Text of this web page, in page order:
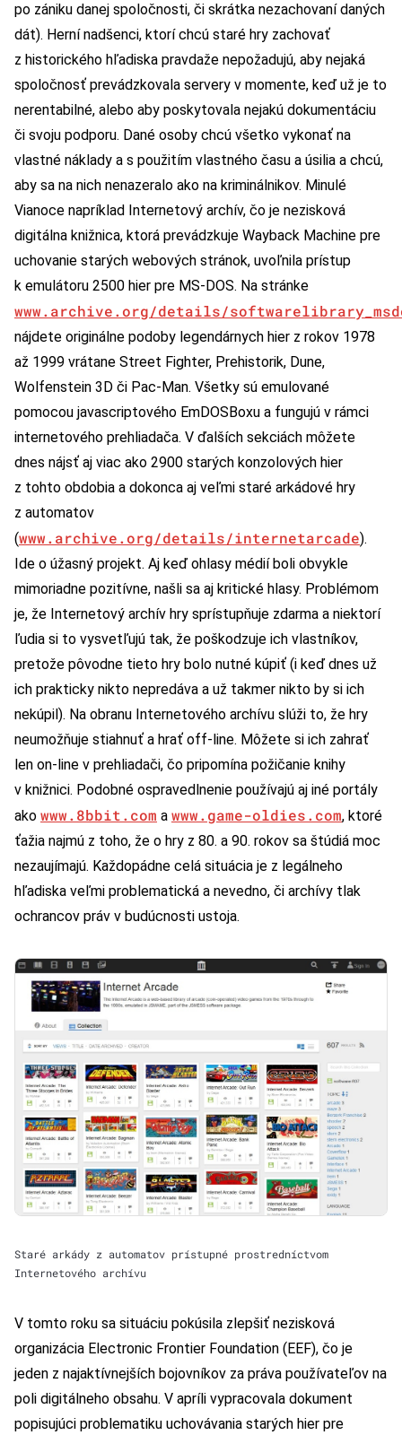
po zániku danej spoločnosti, či skrátka nezachovaní daných
dát). Herní nadšenci, ktorí chcú staré hry zachovať
z historického hľadiska pravdaže nepožadujú, aby nejaká
spoločnosť prevádzkovala servery v momente, keď už je to
nerentabilné, alebo aby poskytovala nejakú dokumentáciu
či svoju podporu. Dané osoby chcú všetko vykonať na
vlastné náklady a s použitím vlastného času a úsilia a chcú,
aby sa na nich nenazeralo ako na kriminálnikov. Minulé
Vianoce napríklad Internetový archív, čo je nezisková
digitálna knižnica, ktorá prevádzkuje Wayback Machine pre
uchovanie starých webových stránok, uvoľnila prístup
k emulátoru 2500 hier pre MS-DOS. Na stránke
www.archive.org/details/
nájdete originálne podoby legendárnych hier z rokov 1978
až 1999 vrátane Street Fighter, Prehistorik, Dune,
Wolfenstein 3D či Pac-Man. Všetky sú emulované
pomocou javascriptového EmDOSBoxu a fungujú v rámci
internetového prehliadača. V ďalších sekciách môžete
dnes nájsť aj viac ako 2900 starých konzolových hier
z tohto obdobia a dokonca aj veľmi staré arkádové hry
z automatov
(www.archive.org/details/internetarcade).
Ide o úžasný projekt. Aj keď ohlasy médií boli obvykle
mimoriadne pozitívne, našli sa aj kritické hlasy. Problémom
je, že Internetový archív hry sprístupňuje zdarma a niektorí
ľudia si to vysvetľujú tak, že poškodzuje ich vlastníkov,
pretože pôvodne tieto hry bolo nutné kúpiť (i keď dnes už
ich prakticky nikto nepredáva a už takmer nikto by si ich
nekúpil). Na obranu Internetového archívu slúži to, že hry
neumožňuje stiahnuť a hrať off-line. Môžete si ich zahrať
len on-line v prehliadači, čo pripomína požičanie knihy
v knižnici. Podobné ospravedlnenie používajú aj iné portály
ako www.8bbit.com a www.game-oldies.com, ktoré
ťažia najmú z toho, že o hry z 80. a 90. rokov sa štúdiá moc
nezaujímajú. Každopádne celá situácia je z legálneho
hľadiska veľmi problematická a nevedno, či archívy tlak
ochrancov práv v budúcnosti ustoja.
Staré arkády z automatov prístupné prostredníctvom
Internetového archívu
V tomto roku sa situáciu pokúsila zlepšiť nezisková
organizácia Electronic Frontier Foundation (EEF), čo je
jeden z najaktívnejších bojovníkov za práva používateľov na
poli digitálneho obsahu. V apríli vypracovala dokument
popisujúci problematiku uchovávania starých hier pre